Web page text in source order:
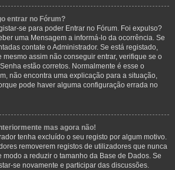
entrar no Fórum?
se para poder Entrar no Fórum. Foi expulso?
uma Mensagem a informá-lo da ocorrência. Se
contate o Administrador. Se está registado,
assim não conseguir entrar, verifique se o
estão corretos. Normalmente é esse o
não encontra uma explicação para a situação,
pode haver alguma configuração errada no
mas agora não!
tenha excluído o seu registo por algum motivo.
removerem registos de utilizadores que nunca
a reduzir o tamanho da Base de Dados. Se
se novamente e participar das discussões.